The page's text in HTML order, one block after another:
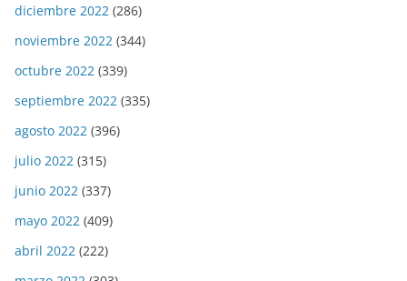
diciembre 2022 (286)
noviembre 2022 (344)
octubre 2022 (339)
septiembre 2022 (335)
agosto 2022 (396)
julio 2022 (315)
junio 2022 (337)
mayo 2022 (409)
abril 2022 (222)